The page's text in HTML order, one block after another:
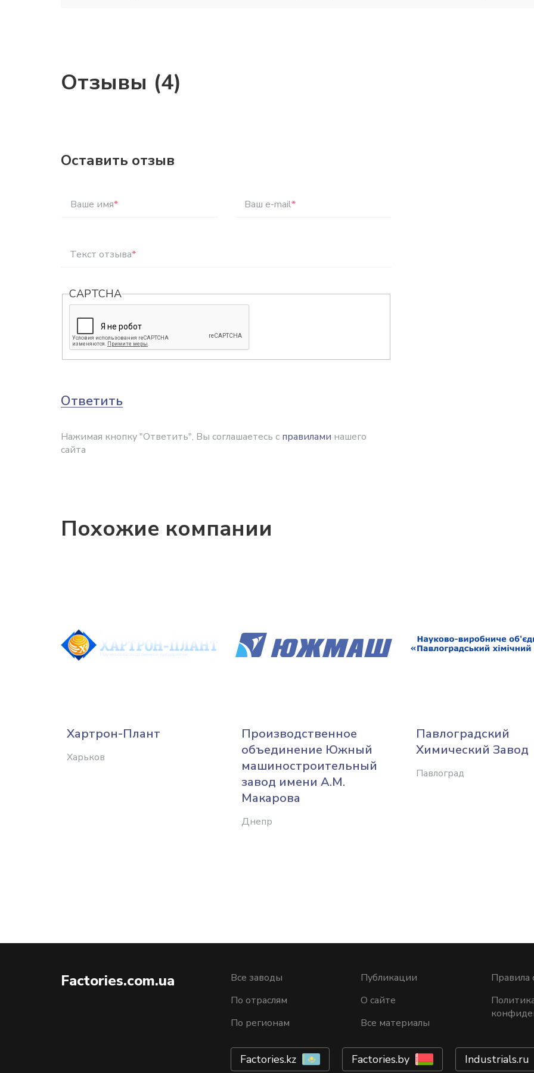
Отзывы (4)
Оставить отзыв
Ваше имя* Ваш e-mail*
Текст отзыва*
CAPTCHA
Ответить
Нажимая кнопку "Ответить", Вы соглашаетесь с правилами нашего
сайта
Похожие компании
Хартрон-Плант
Харьков
Производственное
объединение Южный
машиностроительный
завод имени А.М.
Макарова
Днепр
Павлоградский
Химический Завод
Павлоград
Factories.com.ua
Все заводы
По отраслям
По регионам
Публикации
О сайте
Все материалы
Правила
Factories.kz Factories.by Industrials.ru